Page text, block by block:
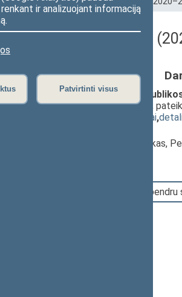
ir analizuojant informaciją
Patvirtinti visus
Darbotvarkės klausimas
nutarimo "Dėl Lietuvos
projektas (Nr. XIVP-2388)
;
susiję dokumentai,
, Komisijos pirmininkas,
Įvyko balsavimas. Pritarta